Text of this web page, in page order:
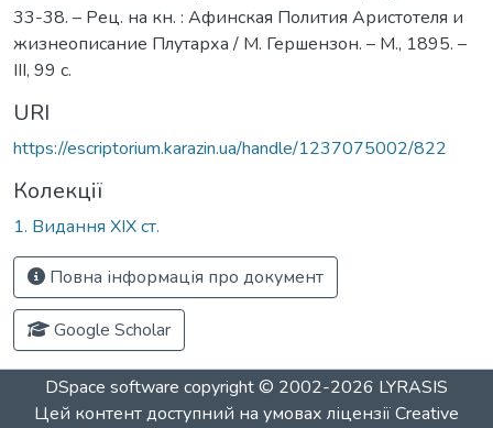
33-38. – Рец. на кн. : Афинская Полития Аристотеля и
жизнеописание Плутарха / М. Гершензон. – М., 1895. –
III, 99 с.
URI
https://escriptorium.karazin.ua/handle/1237075002/822
Колекції
1. Видання ХІХ ст.
Повна інформація про документ
Google Scholar
DSpace software copyright © 2002-2026 LYRASIS
Цей контент доступний на умовах ліцензіїCreative